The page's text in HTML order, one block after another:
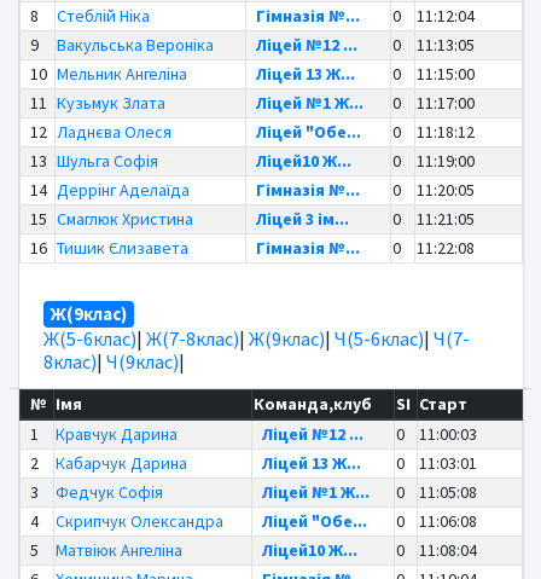
8
Стеблій Ніка Гімназія №... 0
11:12:04
9
Вакульська Вероніка Ліцей №12 ... 0
11:13:05
10 Мельник Ангеліна Ліцей 13 Ж... 0
11:15:00
11 Кузьмук Злата Ліцей №1 Ж... 0
11:17:00
12 Ладнєва Олеся Ліцей "Обе... 0
11:18:12
13 Шульга Софія Ліцей10 Ж... 0
11:19:00
14 Деррінг Аделаїда Гімназія №... 0
11:20:05
15 Смаглюк Христина Ліцей 3 ім... 0
11:21:05
16 Тишик Єлизавета Гімназія №... 0 11:22:08
Ж(9клас)
Ж(5-6клас)| Ж(7-8клас)| Ж(9клас)| Ч(5-6клас)| Ч(7-
8клас)| Ч(9клас)|
№ Імя Команда,клуб SI Старт
1
Кравчук Дарина Ліцей №12 ... 0
11:00:03
2
Кабарчук Дарина Ліцей 13 Ж... 0
11:03:01
3
Федчук Софія Ліцей №1 Ж... 0
11:05:08
4
Скрипчук Олександра Ліцей "Обе... 0
11:06:08
5
Матвіюк Ангеліна Ліцей10 Ж... 0
11:08:04